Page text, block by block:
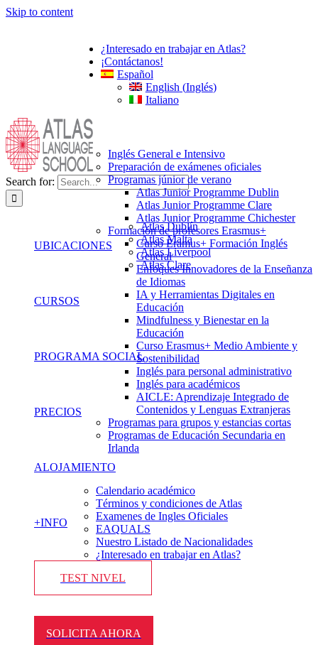
Skip to content
¿Interesado en trabajar en Atlas?
¡Contáctanos!
Español
English (Inglés)
Italiano
Search for:
UBICACIONES
Atlas Dublín
Atlas Malta
Atlas Liverpool
Atlas Clare
CURSOS
Inglés General e Intensivo
Preparación de exámenes oficiales
Programas júnior de verano
Atlas Junior Programme Dublin
Atlas Junior Programme Clare
Atlas Junior Programme Chichester
Formación de profesores Erasmus+
Curso Eramus+ Formación Inglés
General
Enfoques Innovadores de la Enseñanza
de Idiomas
IA y Herramientas Digitales en
Educación
Mindfulness y Bienestar en la
Educación
Curso Erasmus+ Medio Ambiente y
Sostenibilidad
Inglés para personal administrativo
Inglés para académicos
AICLE: Aprendizaje Integrado de
Contenidos y Lenguas Extranjeras
Programas para grupos y estancias cortas
Programas de Educación Secundaria en
Irlanda
PROGRAMA SOCIAL
PRECIOS
ALOJAMIENTO
+INFO
Calendario académico
Términos y condiciones de Atlas
Examenes de Ingles Oficiales
EAQUALS
Nuestro Listado de Nacionalidades
¿Interesado en trabajar en Atlas?
TEST NIVEL
SOLICITA AHORA